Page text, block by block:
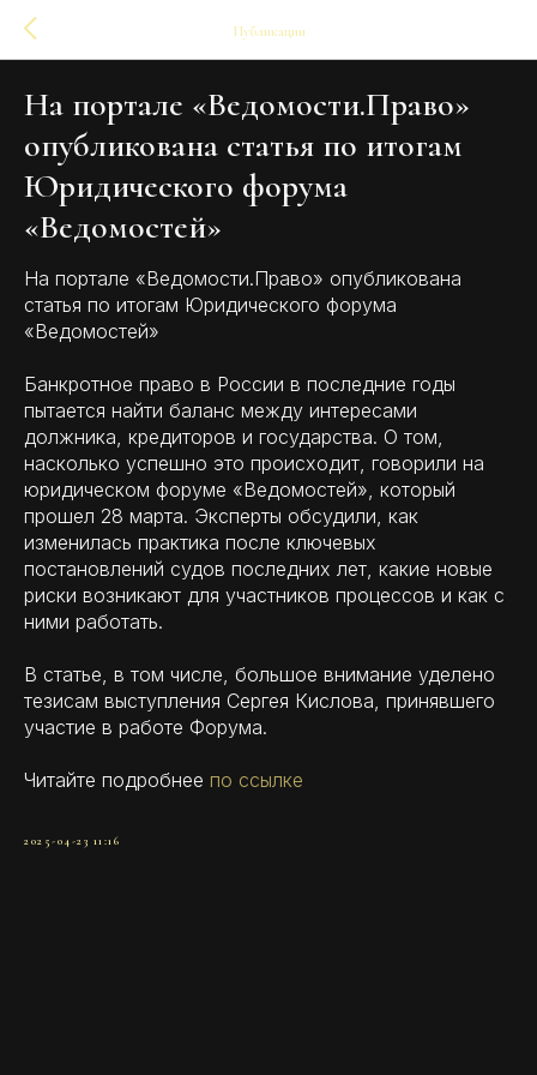
Публикации
На портале «Ведомости.Право»
опубликована статья по итогам
Юридического форума
«Ведомостей»
На портале «Ведомости.Право» опубликована
статья по итогам Юридического форума
«Ведомостей»
Банкротное право в России в последние годы
пытается найти баланс между интересами
должника, кредиторов и государства. О том,
насколько успешно это происходит, говорили на
юридическом форуме «Ведомостей», который
прошел 28 марта. Эксперты обсудили, как
изменилась практика после ключевых
постановлений судов последних лет, какие новые
риски возникают для участников процессов и как с
ними работать.
В статье, в том числе, большое внимание уделено
тезисам выступления Сергея Кислова, принявшего
участие в работе Форума.
Читайте подробнее по ссылке
2025-04-23 11:16